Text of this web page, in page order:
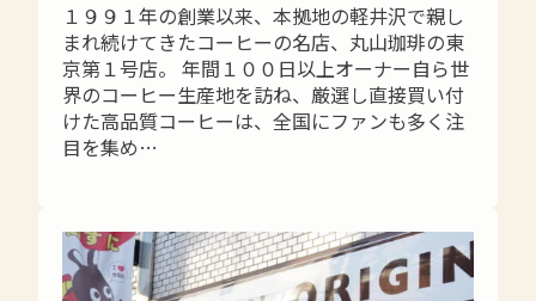
１９９１年の創業以来、本拠地の軽井沢で親し
まれ続けてきたコーヒーの名店、丸山珈琲の東
京第１号店。 年間１００日以上オーナー自ら世
界のコーヒー生産地を訪ね、厳選し直接買い付
けた高品質コーヒーは、全国にファンも多く注
目を集め…